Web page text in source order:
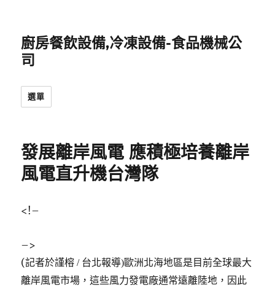
廚房餐飲設備,冷凍設備-食品機械公
司
選單
發展離岸風電 應積極培養離岸
風電直升機台灣隊
<!–
–>
(記者於謹榕 / 台北報導)歐洲北海地區是目前全球最大
離岸風電市場，這些風力發電廠通常遠離陸地，因此